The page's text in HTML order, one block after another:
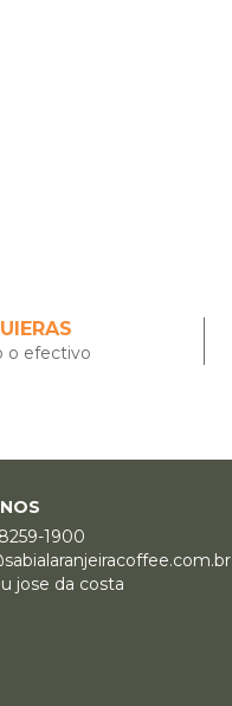
o efectivo
1900
jose da costa